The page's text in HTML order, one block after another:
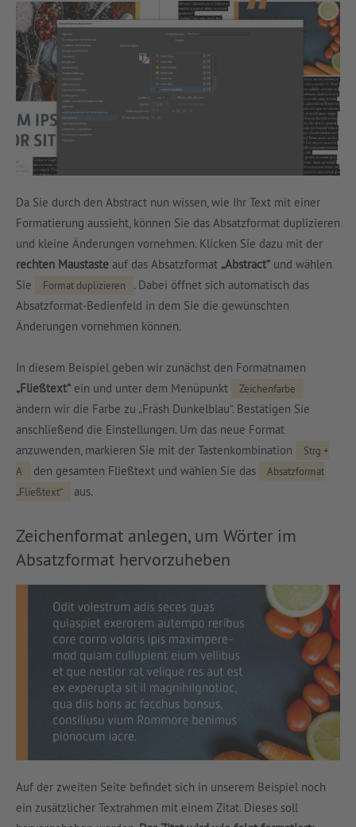
Da Sie durch den Abstract nun wissen, wie Ihr Text mit einer
Formatierung aussieht, können Sie das Absatzformat duplizieren
und kleine Änderungen vornehmen. Klicken Sie dazu mit der
rechten Maustaste auf das Absatzformat „Abstract“ und wählen
Sie
Format duplizieren
. Dabei öffnet sich automatisch das
Absatzformat-Bedienfeld in dem Sie die gewünschten
Änderungen vornehmen können.
In diesem Beispiel geben wir zunächst den Formatnamen
„Fließtext“ ein und unter dem Menüpunkt Zeichenfarbe
ändern wir die Farbe zu „Fräsh Dunkelblau“. Bestätigen Sie
anschließend die Einstellungen. Um das neue Format
anzuwenden, markieren Sie mit der Tastenkombination
Strg +
A
den gesamten Fließtext und wählen Sie das
Absatzformat
„Fließtext“
aus.
Zeichenformat anlegen, um Wörter im
Absatzformat hervorzuheben
Auf der zweiten Seite befindet sich in unserem Beispiel noch
ein zusätzlicher Textrahmen mit einem Zitat. Dieses soll